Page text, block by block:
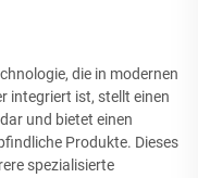
die in modernen
integriert ist, stellt einen
und bietet einen
Produkte. Dieses
spezialisierte